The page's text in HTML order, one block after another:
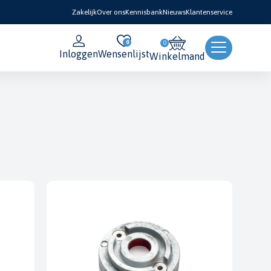
ZakelijkOver onsKennisbankNieuwsKlantenservice
Inloggen
0
WensenlijstWinkelmand